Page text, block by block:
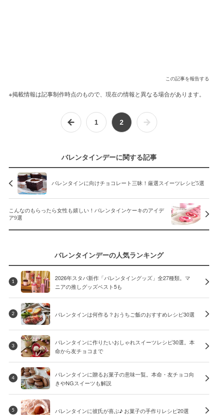
この記事を報告する
※掲載情報は記事制作時点のもので、現在の情報と異なる場合があります。
1 2
バレンタインデーに関する記事
バレンタインに向けチョコレート三昧！厳選スイーツレシピ5選
こんなのもらったら女性も嬉しい！バレンタインケーキのアイデ
ア9選
バレンタインデーの人気ランキング
1
2026年スタバ新作「バレンタイングッズ」全27種類。マ
ニアの推しグッズベスト5も
2 バレンタインは何作る？おうちご飯のおすすめレシピ30選
3
バレンタインに作りたいおしゃれスイーツレシピ30選。本
命から友チョコまで
4
バレンタインに贈るお菓子の意味一覧。本命・友チョコ向
きやNGスイーツも解説
5 バレンタインに彼氏が喜ぶ♪ お菓子の手作りレシピ20選